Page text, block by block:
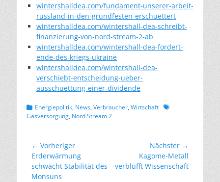
wintershalldea.com/fundament-unserer-arbeit-
russland-in-den-grundfesten-erschuettert
wintershalldea.com/wintershall-dea-schreibt-
finanzierung-von-nord-stream-2-ab
wintershalldea.com/wintershall-dea-fordert-
ende-des-kriegs-ukraine
wintershalldea.com/wintershall-dea-
verschiebt-entscheidung-ueber-
ausschuettung-einer-dividende
Kategorien
Energiepolitik, News, Verbraucher, Wirtschaft Schlagworte
Gasversorgung, Nord Stream 2
Beitragsnavigation
← Vorheriger
Vorheriger
Beitrag:
Erderwärmung
schwächt Stabilität des
Monsuns
Nächster →
Beitrag:
Kagome-Metall
verblüfft Wissenschaft